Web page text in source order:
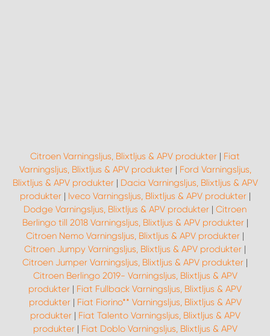
Citroen Varningsljus, Blixtljus & APV produkter | Fiat
Varningsljus, Blixtljus & APV produkter| Ford Varningsljus,
Blixtljus & APV produkter| Dacia Varningsljus, Blixtljus & APV
produkter| Iveco Varningsljus, Blixtljus & APV produkter|
Dodge Varningsljus, Blixtljus & APV produkter | Citroen
Berlingo till 2018 Varningsljus, Blixtljus & APV produkter|
Citroen Nemo Varningsljus, Blixtljus & APV produkter |
Citroen Jumpy Varningsljus, Blixtljus & APV produkter |
Citroen Jumper Varningsljus, Blixtljus & APV produkter |
Citroen Berlingo 2019- Varningsljus, Blixtljus & APV
produkter | Fiat Fullback Varningsljus, Blixtljus & APV
produkter| Fiat Fiorino** Varningsljus, Blixtljus & APV
produkter| Fiat Talento Varningsljus, Blixtljus & APV
produkter| Fiat Doblo Varningsljus, Blixtljus & APV